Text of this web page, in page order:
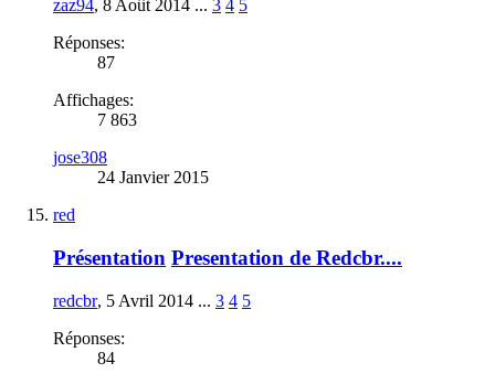
zaz94, 8 Août 2014 ... 3 4 5
Réponses:
87
Affichages:
7 863
jose308
24 Janvier 2015
red
Présentation Presentation de Redcbr....
redcbr, 5 Avril 2014 ... 3 4 5
Réponses:
84